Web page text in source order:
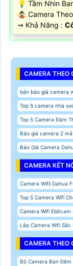
💡 Tầm Nhìn
🤹 Camera
️⇝ Khả Năng :
CAMERA THEO
bản báo giá camera
Top 5 camera nhà
Top 5 Camera Đàm
Báo giá camera 2
Báo Giá Camera
CAMERA KẾT
Camera Wifii Dahua
Top 5 Camera Wifi
Camera Wifi Ebitcam
Lắp Camera Wifi Sắc
CAMERA THEO
Bộ Camera Ban Đêm